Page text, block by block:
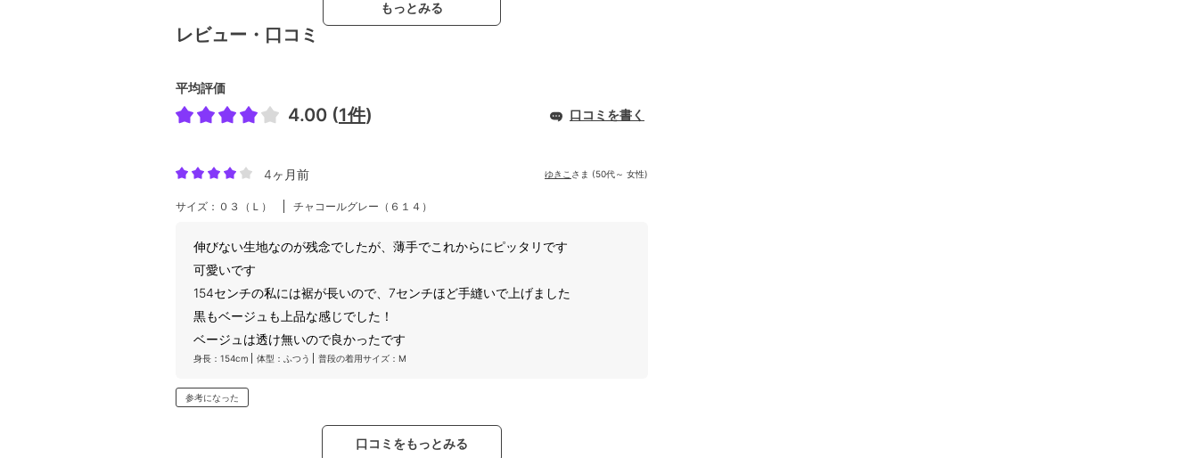
もっとみる
レビュー・口コミ
平均評価
4.00 (1件) 口コミを書く
4ヶ月前 ゆきこ さま (50代～ 女性)
サイズ：０３（Ｌ） チャコールグレー（６１４）
伸びない生地なのが残念でしたが、薄手でこれからにピッタリです
可愛いです
154センチの私には裾が長いので、7センチほど手縫いで上げました
黒もベージュも上品な感じでした！
ベージュは透け無いので良かったです
身長：154cm 体型：ふつう 普段の着用サイズ：M
参考になった
口コミをもっとみる